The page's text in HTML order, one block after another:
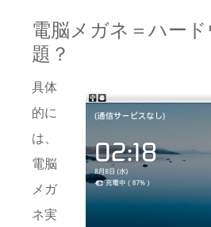
電脳メガネ＝ハー
題？
具体
的に
は、
電脳
メガ
ネ実